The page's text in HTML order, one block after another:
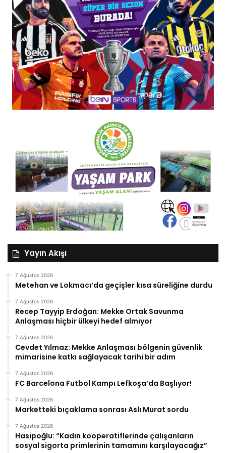
Yayın Akışı
7 Ağustos 2026
Metehan ve Lokmacı’da geçişler kısa süreliğine durdu
7 Ağustos 2026
Recep Tayyip Erdoğan: Mekke Ortak Savunma
Anlaşması hiçbir ülkeyi hedef almıyor
7 Ağustos 2026
Cevdet Yılmaz: Mekke Anlaşması bölgenin güvenlik
mimarisine katkı sağlayacak tarihi bir adım
7 Ağustos 2026
FC Barcelona Futbol Kampı Lefkoşa’da Başlıyor!
7 Ağustos 2026
Marketteki bıçaklama sonrası Aslı Murat sordu
7 Ağustos 2026
Hasipoğlu: “Kadın kooperatiflerinde çalışanların
sosyal sigorta primlerinin tamamını karşılayacağız”